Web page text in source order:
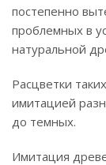
постепенно
проблемных в
натуральной
Расцветки
имитацией
до темных.
Имитация